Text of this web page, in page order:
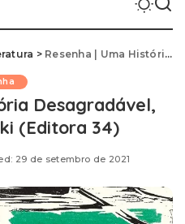
> Resenha | Uma História Desagradável, de Fiódor Dostoiévski (Editora 34)
Desagradável,
(Editora 34)
29 de setembro de 2021